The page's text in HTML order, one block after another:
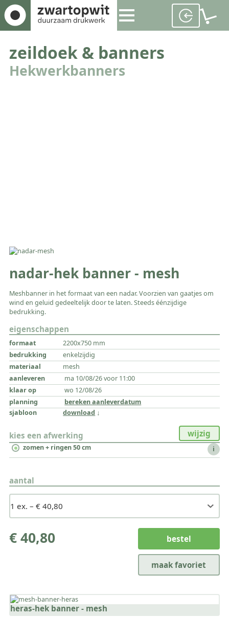
zeildoek & banners
Hekwerkbanners
nadar-hek banner - mesh
Meshbanner in het formaat van een nadar. Voorzien van gaatjes om
wind en geluid gedeeltelijk door te laten. Steeds éénzijdige
bedrukking.
eigenschappen
2200x750 mm
enkelzijdig
mesh
ma 10/08/26 voor 11:00
wo 12/08/26
bereken aanleverdatum
download
kies een afwerking wijzig
zomen + ringen 50 cm i
aantal
€ 40,80 bestel
maak favoriet
heras-hek banner - mesh